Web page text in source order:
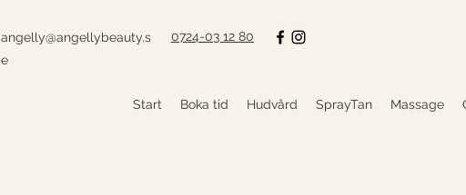
Start Boka tid Hudvård SprayTan Massage
angelly@angellybeauty.s
e
0724-03 12 80